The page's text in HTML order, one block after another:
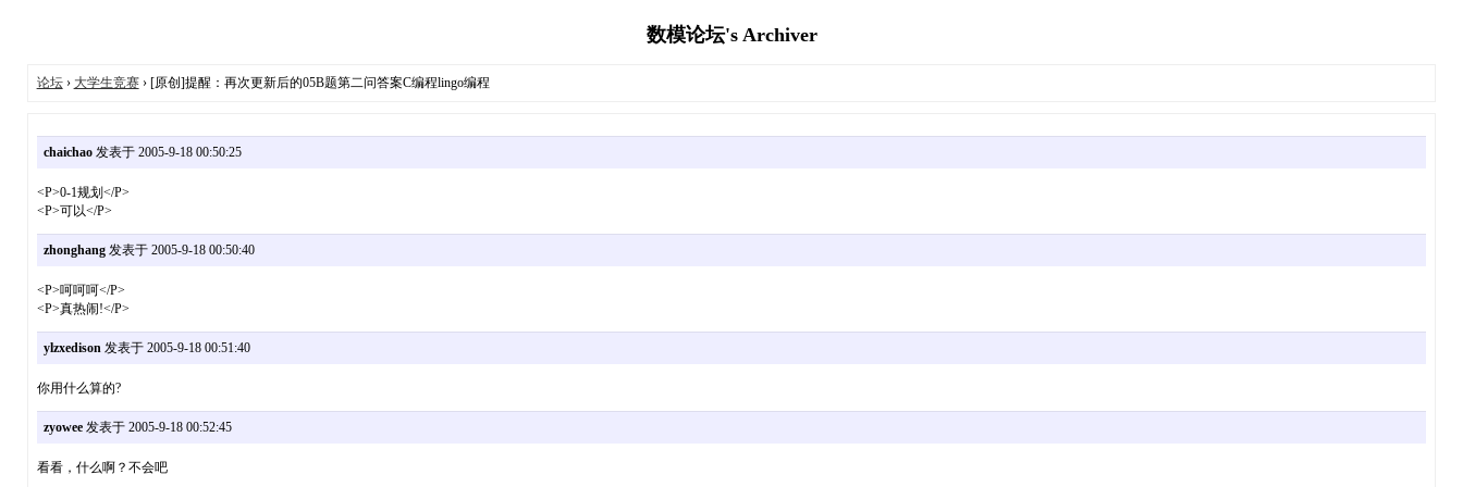
数模论坛's Archiver
论坛› 大学生竞赛› [原创]提醒：再次更新后的05B题第二问答案C编程lingo编程
chaichao发表于 2005-9-18 00:50:25
<P>0-1规划</P>
<P>可以</P>
zhonghang发表于 2005-9-18 00:50:40
<P>呵呵呵</P>
<P>真热闹!</P>
ylzxedison发表于 2005-9-18 00:51:40
你用什么算的?
zyowee发表于 2005-9-18 00:52:45
看看，什么啊？不会吧